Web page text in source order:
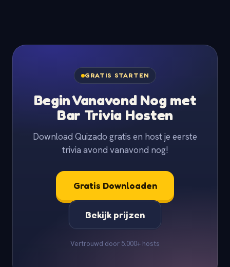
GRATIS STARTEN
Begin Vanavond Nog met
Bar Trivia Hosten
Download Quizado gratis en host je eerste
trivia avond vanavond nog!
Gratis Downloaden
Bekijk prijzen
Vertrouwd door 5.000+ hosts